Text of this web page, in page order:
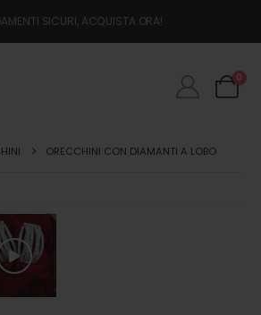
SICURI, ACQUISTA ORA!
0
ORECCHINI CON DIAMANTI A LOBO